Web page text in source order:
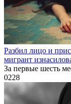
Разбил лицо и
мигрант
За первые шесть
0228